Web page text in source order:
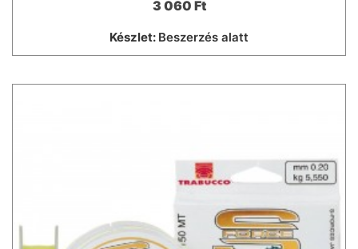
3 060 Ft
Készlet: Beszerzés alatt